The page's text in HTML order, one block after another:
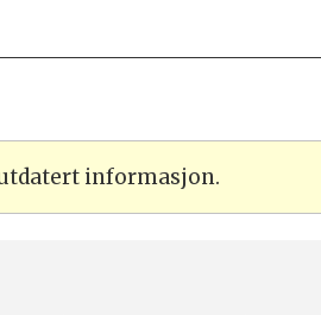
informasjon.